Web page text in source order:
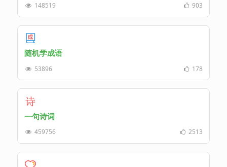
148519 903
随机学成语
53896 178
一句诗词
459756 2513